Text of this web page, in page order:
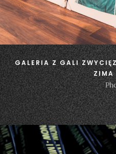
GALERIA Z GALI
ZIMA